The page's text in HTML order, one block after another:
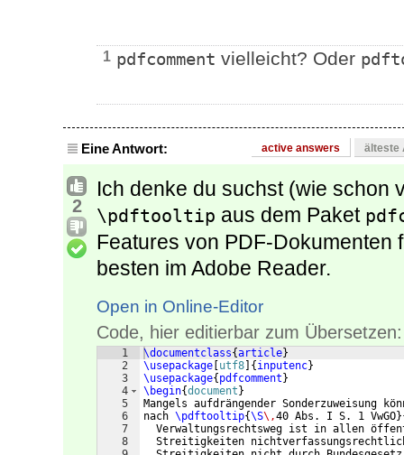
1 pdfcomment vielleicht? Oder
Eine Antwort: active answers älteste
2
Ich denke du suchst (wie schon
\pdftooltip aus dem Paket
Features von PDF-Dokumenten
besten im Adobe Reader.
Open in Online-Editor
Code, hier editierbar zum Übersetzen:
1
2
3
4
5
6
7
8
\documentclass{article}
\usepackage utf8 { inputenc}
\usepackage{ pdfcomment }
\begin{document }
Mangels aufdrängender Sonderzuweisung
nach \pdftooltip{\S\,40 Abs. I S. 1 VwGO}
Verwaltungsrechtsweg ist in allen
Streitigkeiten